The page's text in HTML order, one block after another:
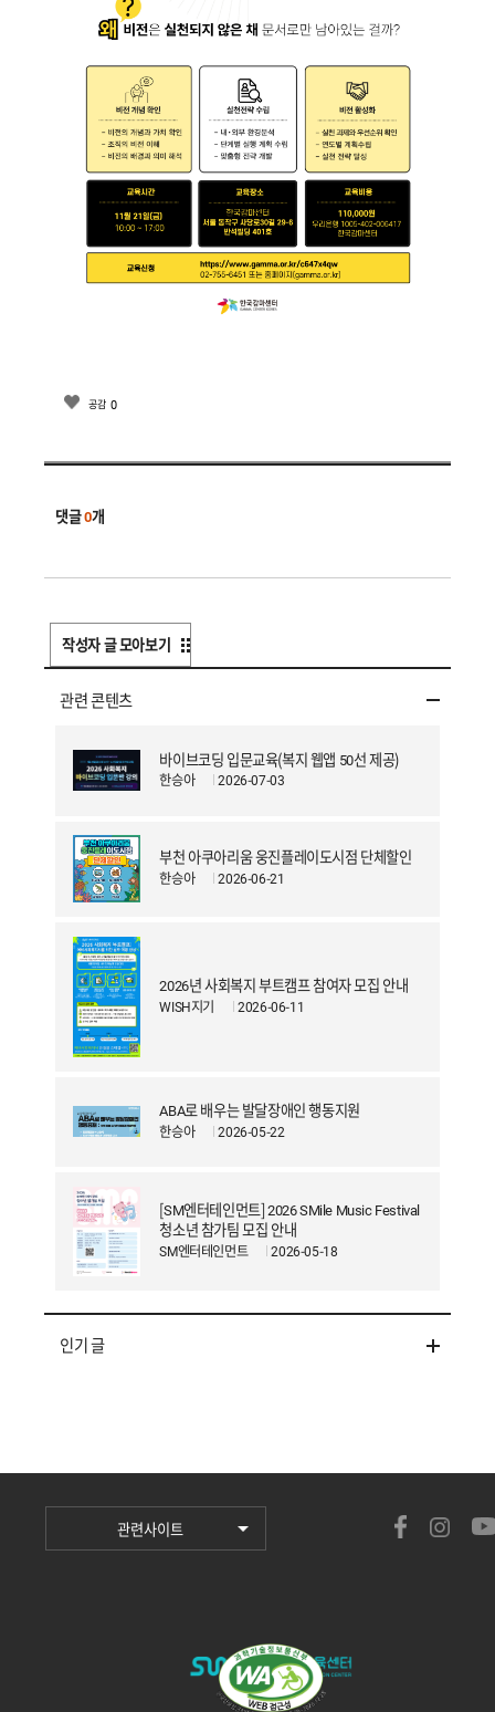
공감 0
댓글0개
작성자 글 모아보기
관련 콘텐츠
바이브코딩 입문교육(복지 웹앱 50선 제공)
한승아 2026-07-03
부천 아쿠아리움 웅진플레이도시점 단체할인
한승아 2026-06-21
2026년 사회복지 부트캠프 참여자 모집 안내
WISH지기 2026-06-11
ABA로 배우는 발달장애인 행동지원
한승아 2026-05-22
[SM엔터테인먼트] 2026 SMile Music Festival
청소년 참가팀 모집 안내
SM엔터테인먼트 2026-05-18
인기 글
관련사이트